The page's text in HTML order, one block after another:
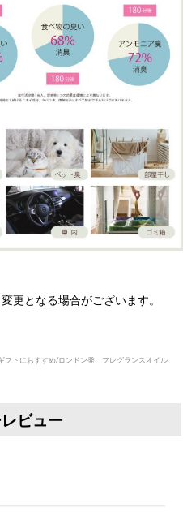
更となる場合がございます。
フトにおすすめ/ロンドン発 フレグランスオイル
ビュー